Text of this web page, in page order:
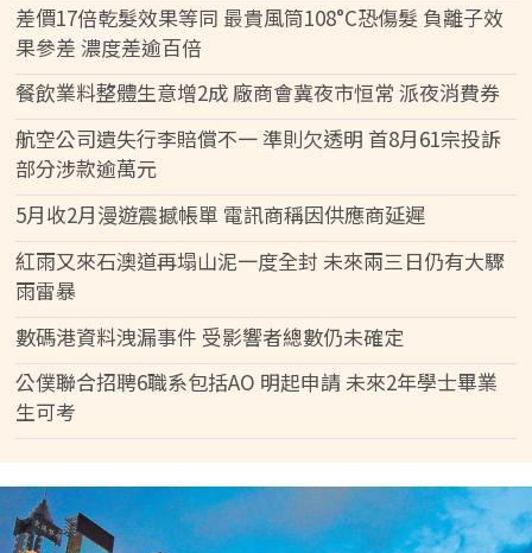
差價17倍乾髮效果等同 最貴風筒108°C恐傷髮 負離子效
果參差 濃度差逾百倍
餐飲業料整體生意增2成 廠商會冀夜市恒常 派夜消費券
航空公司遺失行李賠償不一 準則欠透明 首8月61宗投訴
部分涉款逾萬元
5月收2月漫遊震撼帳單 電訊商稱因供應商延遲
紅雨又來石澳道再塌山泥一度全封 未來兩三日仍有大驟
雨雷暴
數碼港資料洩漏事件 受影響者總數仍未確定
公僕聯合招聘6職系包括AO 明起申請 未來2年學士畢業
生可考